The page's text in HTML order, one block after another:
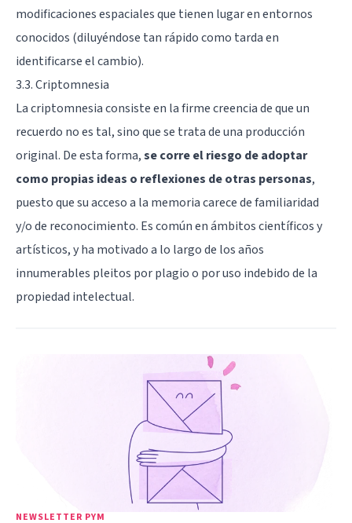
modificaciones espaciales que tienen lugar en entornos
conocidos (diluyéndose tan rápido como tarda en
identificarse el cambio).
3.3. Criptomnesia
La criptomnesia consiste en la firme creencia de que un
recuerdo no es tal, sino que se trata de una producción
original. De esta forma,se corre el riesgo de adoptar
como propias ideas o reflexiones de otras personas,
puesto que su acceso a la memoria carece de familiaridad
y/o de reconocimiento. Es común en ámbitos científicos y
artísticos, y ha motivado a lo largo de los años
innumerables pleitos por plagio o por uso indebido de la
propiedad intelectual.
NEWSLETTER PYM